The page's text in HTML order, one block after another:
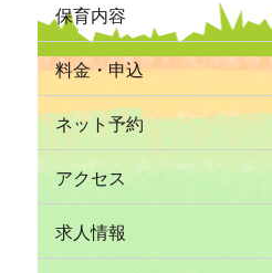
保育内容
料金・申込
ネット予約
アクセス
求人情報